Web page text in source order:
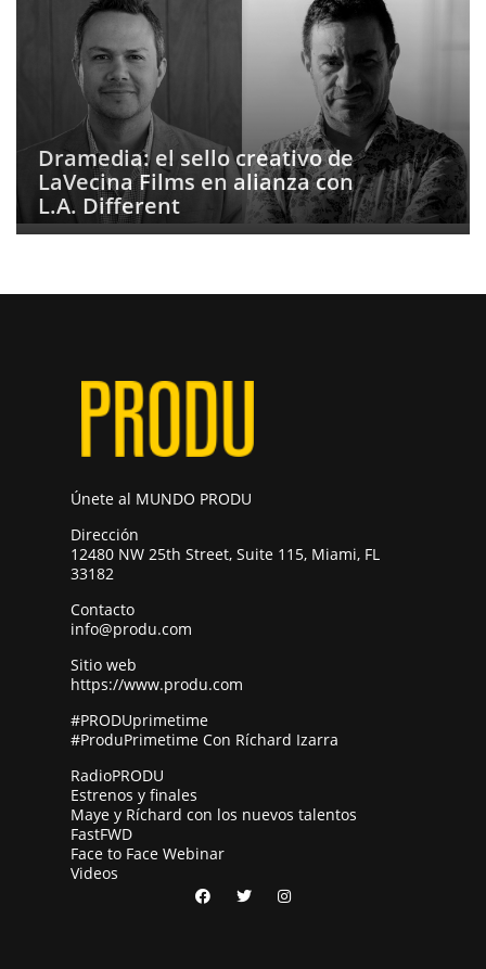
Dramedia: el sello creativo de
LaVecina Films en alianza con
L.A. Different
Únete al MUNDO PRODU
Dirección
12480 NW 25th Street, Suite 115, Miami, FL
33182
Contacto
info@produ.com
Sitio web
https://www.produ.com
#PRODUprimetime
#ProduPrimetime Con Ríchard Izarra
RadioPRODU
Estrenos y finales
Maye y Ríchard con los nuevos talentos
FastFWD
Face to Face Webinar
Videos